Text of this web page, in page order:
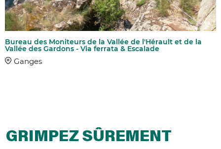
Bureau des Moniteurs de la Vallée de l'Hérault et de la
Vallée des Gardons - Via ferrata & Escalade
Ganges
GRIMPEZ SÛREMENT